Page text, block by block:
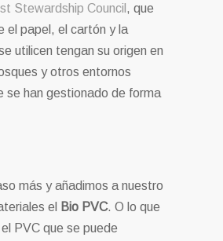
Stewardship Council , que
el papel, el cartón y la
utilicen tengan su origen en
y otros entornos
se han gestionado de forma
más y añadimos a nuestro
el
Bio PVC. O lo que
PVC que se puede